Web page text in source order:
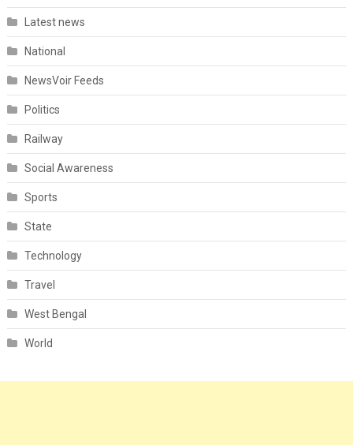
Latest news
National
NewsVoir Feeds
Politics
Railway
Social Awareness
Sports
State
Technology
Travel
West Bengal
World